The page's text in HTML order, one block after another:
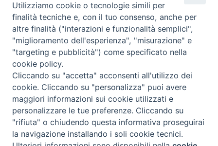
chi siamo informativa sulla privacy
2024 - 2025 COPYRIGHT - Redazione: Piazza dell'Ateneo Salesiano 1 - 00139
Utilizziamo cookie o tecnologie simili per
finalità tecniche e, con il tuo consenso, anche per
altre finalità ("interazioni e funzionalità semplici",
"miglioramento dell'esperienza", "misurazione" e
"targeting e pubblicità") come specificato nella
cookie policy.
Cliccando su "accetta" acconsenti all'utilizzo dei
cookie. Cliccando su "personalizza" puoi avere
maggiori informazioni sui cookie utilizzati e
personalizzare le tue preferenze. Cliccando su
"rifiuta" o chiudendo questa informativa proseguirai
la navigazione installando i soli cookie tecnici.